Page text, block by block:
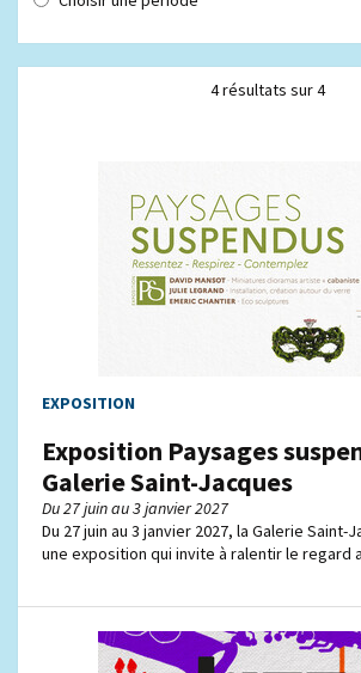
4 résultats sur 4
EXPOSITION
Exposition Paysages
Galerie Saint-Jacques
Du 27 juin au 3 janvier 2027
Du 27 juin au 3 janvier 2027, la Galerie Saint-
une exposition qui invite à ralentir le regard